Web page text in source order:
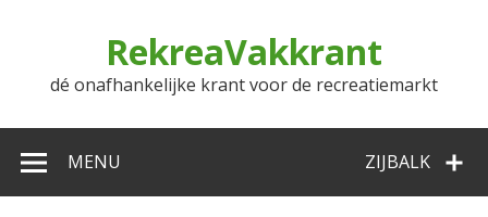
RekreaVakkrant
dé onafhankelijke krant voor de recreatiemarkt
ZIJBALK
MENU